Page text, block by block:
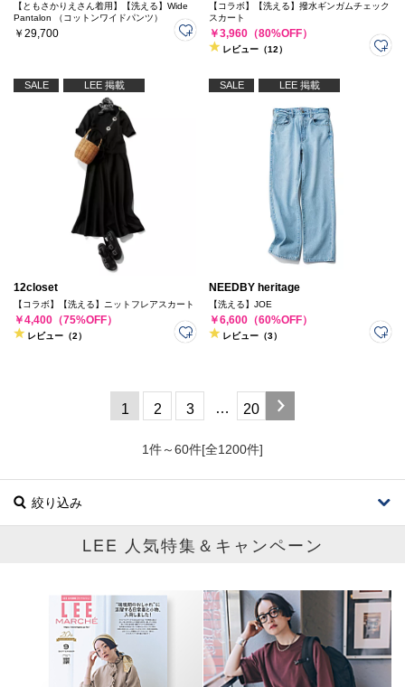
【ともさかりえさん着用】【洗える】Wide
Pantalon （コットンワイドパンツ）
￥29,700
【コラボ】【洗える】撥水ギンガムチェック
スカート
￥3,960（80%OFF）
レビュー（12）
SALE LEE 掲載
12closet
【コラボ】【洗える】ニットフレアスカート
￥4,400（75%OFF）
レビュー（2）
SALE LEE 掲載
NEEDBY heritage
【洗える】JOE
￥6,600（60%OFF）
レビュー（3）
1 2 3 … 20
1件～60件[全1200件]
絞り込み
ブランド
ボトムス
LEE 人気特集＆キャンペーン